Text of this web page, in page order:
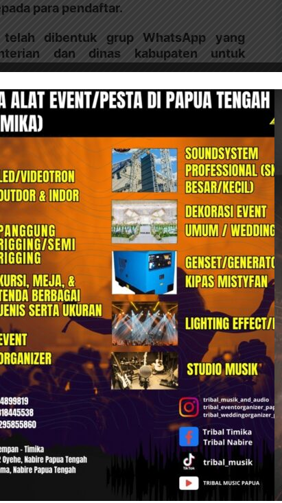
para pendaftar.
telah dibentuk grup WhatsApp yang
dan dinas kabupaten untuk
pemerintah dalam memberikan akses
agar mendapatkan kesempatan yang
Papua Tengah Bagikan